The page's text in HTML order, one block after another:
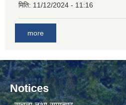
मिति: 11/12/2024 - 11:16
more
Notices